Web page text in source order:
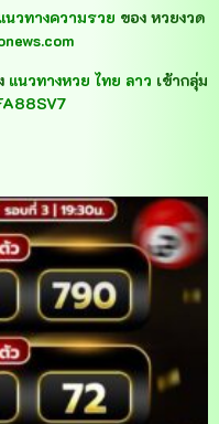
นวทางความรวย ของ หวยงวด
แนวทางหวย ไทย ลาว เข้ากลุ่ม